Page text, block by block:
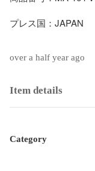
プレス国：JAPAN
over a half year ago
Item details
Category